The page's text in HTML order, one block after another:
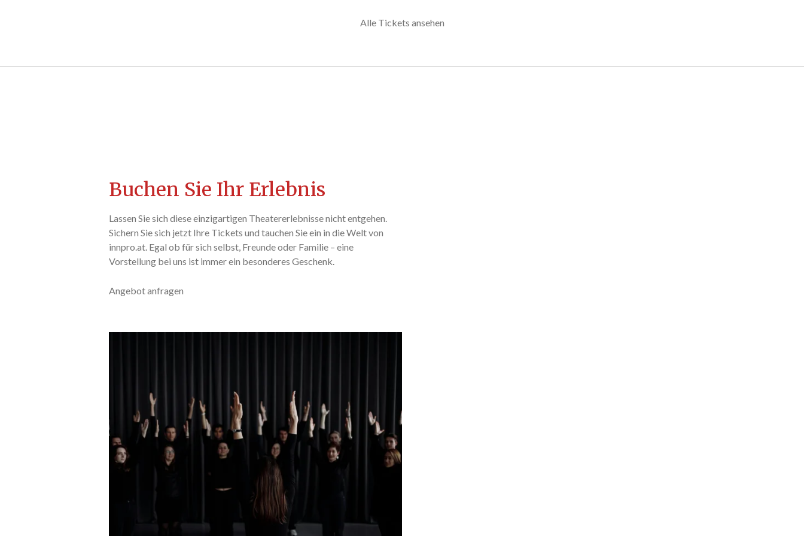
Alle Tickets ansehen
Buchen Sie Ihr Erlebnis
Lassen Sie sich diese einzigartigen Theatererlebnisse nicht entgehen.
Sichern Sie sich jetzt Ihre Tickets und tauchen Sie ein in die Welt von
innpro.at. Egal ob für sich selbst, Freunde oder Familie – eine
Vorstellung bei uns ist immer ein besonderes Geschenk.
Angebot anfragen